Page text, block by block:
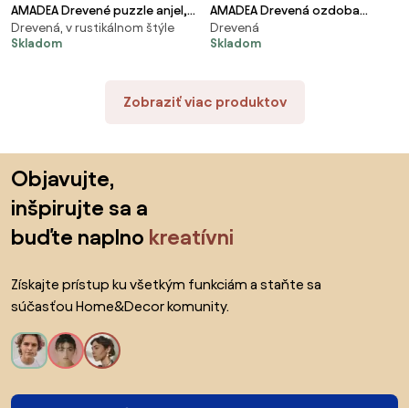
AMADEA Drevené puzzle anjel,
masívne drevo dvoch druhov
drevín, 15 cm
Drevená, v rustikálnom štýle
Skladom
AMADEA Drevená ozdoba
farebná líška 9 cm
Drevená
Skladom
Zobraziť viac produktov
Objavujte,
inšpirujte sa a
buďte naplno kreatívni
Získajte prístup ku všetkým funkciám a staňte sa
súčasťou Home&Decor komunity.